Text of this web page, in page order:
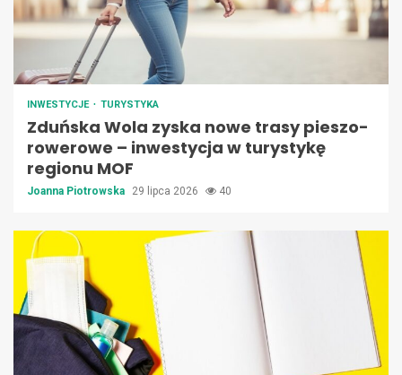
INWESTYCJE TURYSTYKA
Zduńska Wola zyska nowe trasy pieszo-
rowerowe – inwestycja w turystykę
regionu MOF
Joanna Piotrowska 29 lipca 2026 40